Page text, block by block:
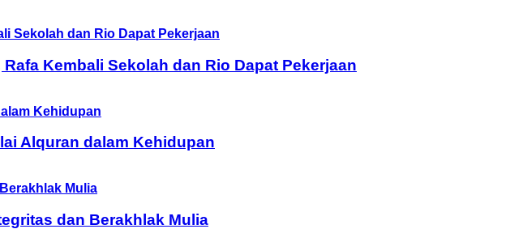
Kembali Sekolah dan Rio Dapat Pekerjaan
Alquran dalam Kehidupan
dan Berakhlak Mulia